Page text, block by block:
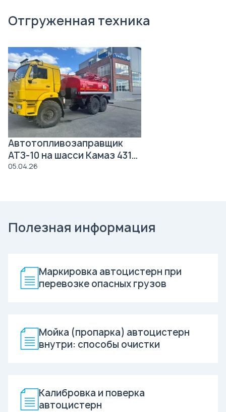
Отгруженная техника
Автотопливозаправщик
АТЗ-10 на шасси Камаз 43118
Роснефть
05.04.26
Полезная информация
Маркировка автоцистерн при
перевозке опасных грузов
Мойка (пропарка) автоцистерн
внутри: способы очистки
Калибровка и поверка
автоцистерн